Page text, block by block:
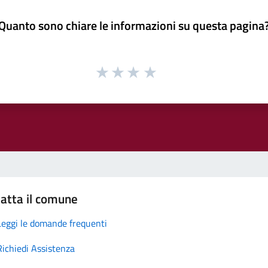
sono chiare le informazioni su questa
il comune
le domande frequenti
Assistenza